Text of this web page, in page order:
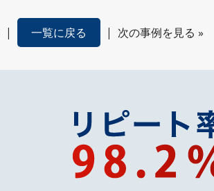
| 一覧に戻る | 次の事例を見る »